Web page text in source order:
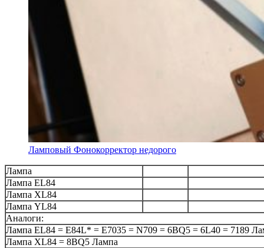
Ламповый Фонокорректор недорого
Лампа
Лампа EL84
Лампа XL84
Лампа YL84
Аналоги:
Лампа EL84 = E84L* = E7035 = N709 = 6BQ5 = 6L40 = 7189
Лампа XL84 = 8BQ5 Лампа